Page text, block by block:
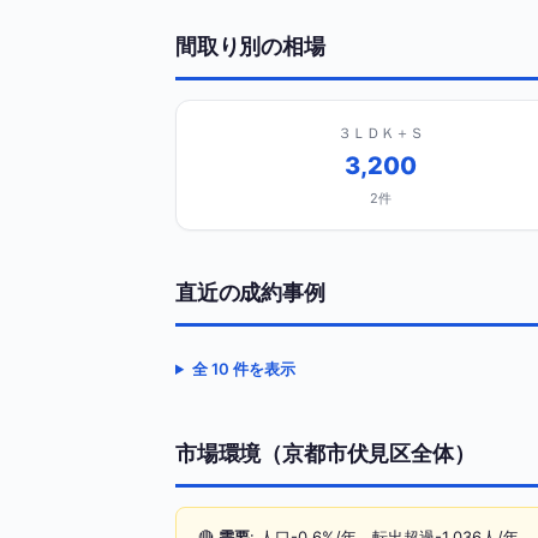
間取り別の相場
３ＬＤＫ＋Ｓ
3,200
2件
直近の成約事例
全 10 件を表示
市場環境（京都市伏見区全体）